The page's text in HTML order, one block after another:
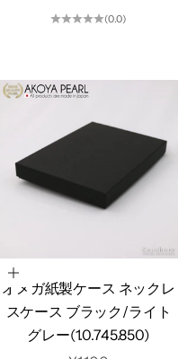
(0.0)
オプションを選択
オメガ紙製ケース ネックレ
スケース ブラック/ライト
グレー(1.0.745.850)